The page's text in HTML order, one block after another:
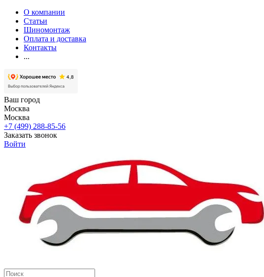
О компании
Статьи
Шиномонтаж
Оплата и доставка
Контакты
...
Ваш город
Москва
Москва
+7 (499) 288-85-56
Заказать звонок
Войти